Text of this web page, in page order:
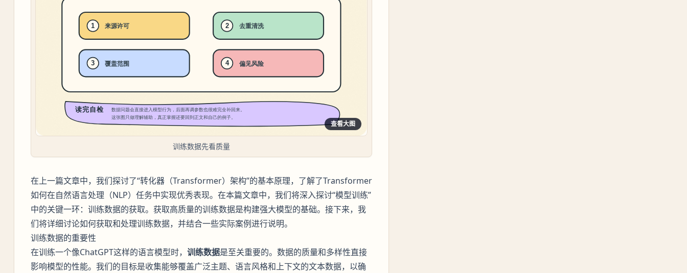
查看大图
训练数据先看质量
在上一篇文章中，我们探讨了“转化器（Transformer）架构”的基本原理，了解了Transformer
如何在自然语言处理（NLP）任务中实现优秀表现。在本篇文章中，我们将深入探讨“模型训练”
中的关键一环：训练数据的获取。获取高质量的训练数据是构建强大模型的基础。接下来，我
们将详细讨论如何获取和处理训练数据，并结合一些实际案例进行说明。
训练数据的重要性
在训练一个像ChatGPT这样的语言模型时， 训练数据是至关重要的。数据的质量和多样性直接
影响模型的性能。我们的目标是收集能够覆盖广泛主题、语言风格和上下文的文本数据，以确